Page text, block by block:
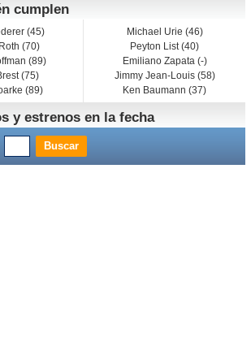
cumplen
(45)
(70)
(89)
(75)
(89)
Michael Urie (46)
Peyton List (40)
Emiliano Zapata (-)
Jimmy Jean-Louis (58)
Ken Baumann (37)
y estrenos en la fecha